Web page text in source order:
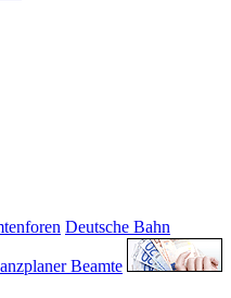
Deutsche Bahn
Beamte